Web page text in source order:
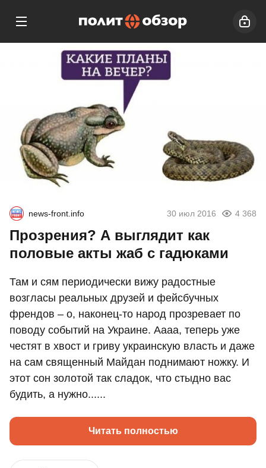
news-front.info 30 июл 2016 4 368
Прозрения? А выглядит как
половые акты жаб с гадюками
Там и сям периодически вижу радостные
возгласы реальных друзей и фейсбучных
френдов – о, наконец-то народ прозревает по
поводу событий на Украине. Аааа, теперь уже
честят в хвост и гриву украинскую власть и даже
на сам священный Майдан поднимают ножку. И
этот сон золотой так сладок, что стыдно вас
будить, а нужно......
Читать полностью